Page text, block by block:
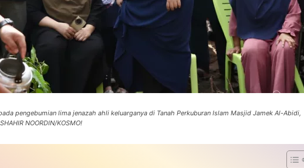
pengebumian lima jenazah ahli keluarganya di Tanah Perkuburan Islam Masjid Jamek Al-Abidi,
NOORDIN/KOSMO!